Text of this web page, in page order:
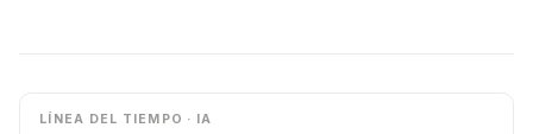
LÍNEA DEL TIEMPO · IA